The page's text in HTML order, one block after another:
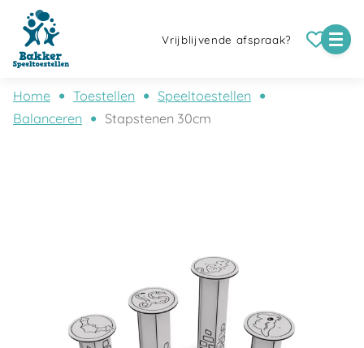
Vrijblijvende afspraak?
Home Toestellen
Speeltoestellen
Balanceren
Stapstenen 30cm